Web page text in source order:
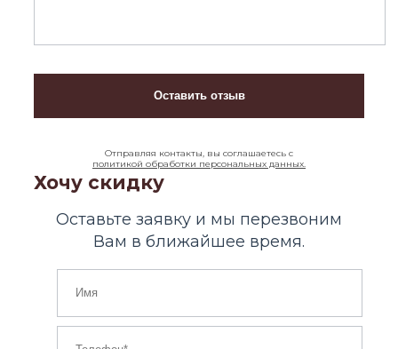
Отправляя контакты, вы соглашаетесь с
политикой обработки персональных данных.
Хочу скидку
Оставьте заявку и мы перезвоним
Вам в ближайшее время.